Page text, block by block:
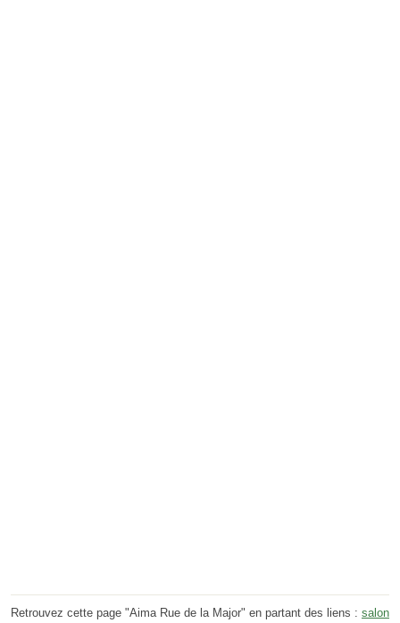
Retrouvez cette page "Aima Rue de la Major" en partant des liens : salon